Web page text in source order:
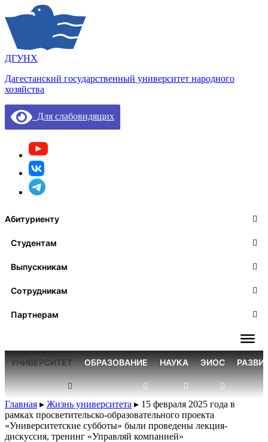
ДГУНХ
Дагестанский государственный университет народного
хозяйства
Для слабовидящих
Абитуриенту
Студентам
Выпускникам
Сотрудникам
Партнерам
УНИВЕРСИТЕТ ОБРАЗОВАНИЕ НАУКА ЭИОС
Главная ▸ Жизнь университета ▸ 15 февраля 2025 года в
рамках просветительско-образовательного проекта
«Университетские субботы» были проведены лекция-
дискуссия, тренинг «Управляй компанией»